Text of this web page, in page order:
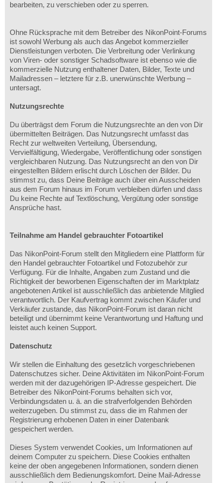
bearbeiten, zu verschieben oder zu sperren.
Ohne Rücksprache mit dem Betreiber des NikonPoint-Forums
ist sowohl Werbung als auch das Angebot kommerzieller
Dienstleistungen verboten. Die Verbreitung oder Verlinkung
von Viren- oder sonstiger Schadsoftware ist ebenso wie die
kommerzielle Nutzung enthaltener Daten, Bilder, Texte und
Mailadressen – letztere für z.B. unerwünschte Werbung –
untersagt.
Nutzungsrechte
Du überträgst dem Forum die Nutzungsrechte an den von Dir
übermittelten Beiträgen. Das Nutzungsrecht umfasst das
Recht zur weltweiten Verteilung, Übersendung,
Vervielfältigung, Wiedergabe, Veröffentlichung oder sonstigen
vergleichbaren Nutzung. Das Nutzungsrecht an den von Dir
eingestellten Bildern erlischt durch Löschen der Bilder. Du
stimmst zu, dass Deine Beiträge auch über ein Ausscheiden
aus dem Forum hinaus im Forum verbleiben dürfen und dass
Du keine Rechte auf Textlöschung, Vergütung oder sonstige
Ansprüche hast.
Teilnahme am Handel gebrauchter Fotoartikel
Das NikonPoint-Forum stellt den Mitgliedern eine Plattform für
den Handel gebrauchter Fotoartikel und Fotozubehör zur
Verfügung. Für die Inhalte, Angaben zum Zustand und die
Richtigkeit der beworbenen Eigenschaften der im Marktplatz
angebotenen Artikel ist ausschließlich das anbietende Mitglied
verantwortlich. Der Kaufvertrag kommt zwischen Käufer und
Verkäufer zustande, das NikonPoint-Forum ist daran nicht
beteiligt und übernimmt keine Verantwortung und Haftung und
leistet auch keinen Support.
Datenschutz
Wir stellen die Einhaltung des gesetzlich vorgeschriebenen
Datenschutzes sicher. Deine Aktivitäten im NikonPoint-Forum
werden mit der dazugehörigen IP-Adresse gespeichert. Die
Betreiber des NikonPoint-Forums behalten sich vor,
Verbindungsdaten u. ä. an die strafverfolgenden Behörden
weiterzugeben. Du stimmst zu, dass die im Rahmen der
Registrierung erhobenen Daten in einer Datenbank
gespeichert werden.
Dieses System verwendet Cookies, um Informationen auf
deinem Computer zu speichern. Diese Cookies enthalten
keine der oben angegebenen Informationen, sondern dienen
ausschließlich dem Bedienungskomfort. Deine Mail-Adresse